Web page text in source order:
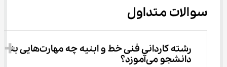
سوالات متداول
رشته کاردانی فنی خط و ابنیه چه مهارت‌هایی به
دانشجو می‌آموزد؟